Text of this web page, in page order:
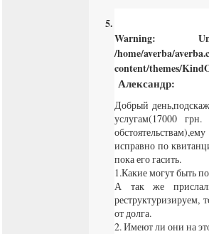
Warning:
/home/averba/
content/themes/
Александр:
Добрый
услугам(17000
исправно по
пока его гасить.
1.Какие могут быть
А так же
реструктуризируем,
от долга.
2. Имеют ли они на